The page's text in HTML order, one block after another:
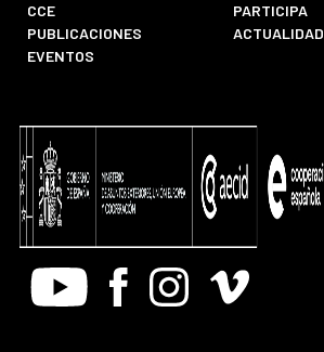
CCE
PARTICIPA
PUBLICACIONES
ACTUALIDAD
EVENTOS
Youtube FacebookInstagram
Vimeo